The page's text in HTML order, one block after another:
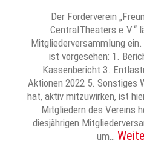
Der Förderverein
CentralTheaters e.V.“
Mitgliederversammlung
ist vorgesehen: 1.
Kassenbericht 3.
Aktionen 2022 5. Sonstiges
hat, aktiv mitzuwirken, ist
Mitgliedern des Vereins
diesjährigen
um…